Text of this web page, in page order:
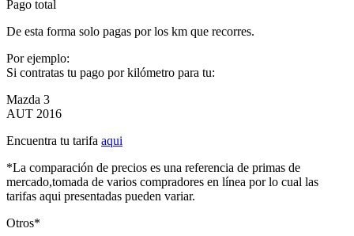
Pago total
De esta forma solo pagas por los km que recorres.
Por ejemplo:
Si contratas tu pago por kilómetro para tu:
Mazda 3
AUT 2016
Encuentra tu tarifa aqui
*La comparación de precios es una referencia de primas de
mercado,tomada de varios compradores en línea por lo cual las
tarifas aqui presentadas pueden variar.
Otros*